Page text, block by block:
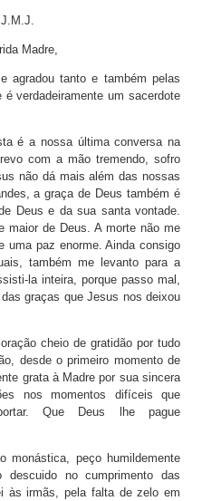
J.M.J.
Madre,
agradou tanto e também pelas
verdadeiramente um sacerdote
é a nossa última conversa na
com a mão tremendo, sofro
não dá mais além das nossas
a graça de Deus também é
Deus e da sua santa vontade.
maior de Deus. A morte não me
uma paz enorme. Ainda consigo
também me levanto para a
la inteira, porque passo mal,
graças que Jesus nos deixou
cheio de gratidão por tudo
desde o primeiro momento de
grata à Madre por sua sincera
nos momentos difíceis que
Que Deus lhe pague
monástica, peço humildemente
descuido no cumprimento das
às irmãs, pela falta de zelo em